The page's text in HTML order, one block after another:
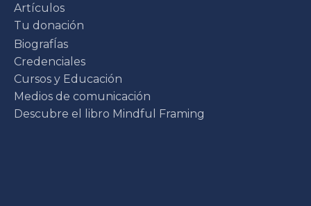
Artículos
Tu donación
BiografÍas
Credenciales
Cursos y Educación
Medios de comunicación
Descubre el libro Mindful Framing